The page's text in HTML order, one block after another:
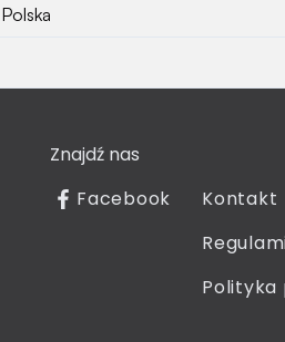
Polska
Hobby
Rośliny
Technologia
Znajdź nas
Facebook
Kontakt
Polityka